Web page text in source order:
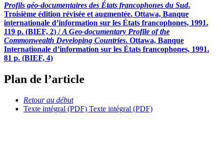
Profils géo-documentaires des États francophones du Sud.
Troisième édition révisée et augmentée. Ottawa, Banque
internationale d’information sur les États francophones, 1991.
119 p. (BIEF, 2) /A Geo-documentary Profile of the
Commonwealth Developing Countries. Ottawa, Banque
Internationale d’information sur les États francophones, 1991.
81 p. (BIEF, 4)
Plan de l’article
Retour au début
Texte intégral (PDF) Texte intégral (PDF)